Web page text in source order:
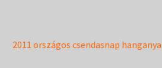
Next
2011 országos csendasnap